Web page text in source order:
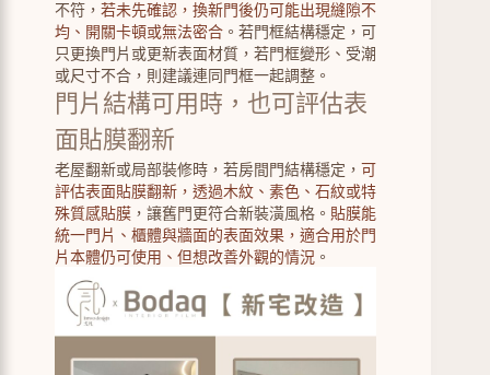
不符， 若未先確認，換新門後仍可能出現縫隙不
均、開關卡頓或無法密合 。若門框結構穩定，可
只更換門片或更新表面材質，若門框變形、受潮
或尺寸不合，則建議連同門框一起調整。
門片結構可用時，也可評估表
面貼膜翻新
老屋翻新或局部裝修時，若房間門結構穩定， 可
評估表面貼膜翻新，透過木紋、素色、石紋或特
殊質感貼膜 ，讓舊門更符合新裝潢風格。 貼膜能
統一門片、櫃體與牆面的表面效果，適合用於門
片本體仍可使用、但想改善外觀的情況 。